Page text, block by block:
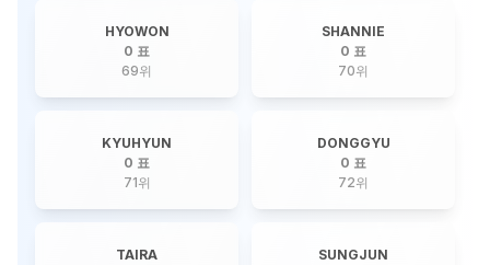
HYOWON
0 표
69위
SHANNIE
0 표
70위
KYUHYUN
0 표
71위
DONGGYU
0 표
72위
TAIRA
SUNGJUN